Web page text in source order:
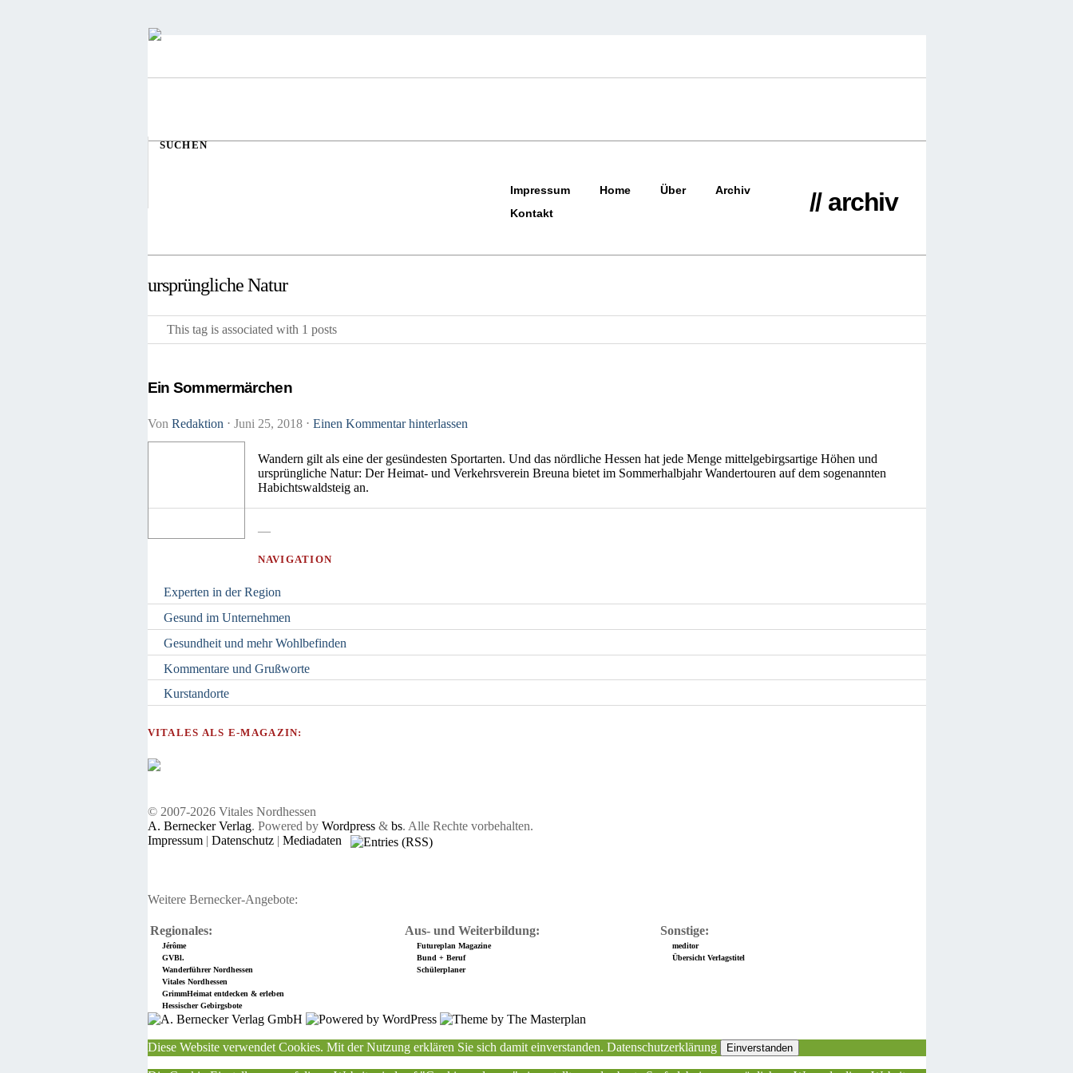
SUCHEN
Impressum Home Über
Archiv
Kontakt
// archiv
ursprüngliche Natur
This tag is associated with 1 posts
Ein Sommermärchen
Von Redaktion ⋅ Juni 25, 2018 ⋅ Einen Kommentar hinterlassen
Wandern gilt als eine der gesündesten Sportarten. Und das nördliche Hessen hat jede Menge mittelgebirgsartige Höhen und
ursprüngliche Natur: Der Heimat- und Verkehrsverein Breuna bietet im Sommerhalbjahr Wandertouren auf dem sogenannten
Habichtswaldsteig an.
—
NAVIGATION
Experten in der Region
Gesund im Unternehmen
Gesundheit und mehr Wohlbefinden
Kommentare und Grußworte
Kurstandorte
VITALES ALS E-MAGAZIN:
© 2007-2026 Vitales Nordhessen
A. Bernecker Verlag. Powered by Wordpress& bs. Alle Rechte vorbehalten.
Impressum| Datenschutz| Mediadaten
Weitere Bernecker-Angebote:
Regionales: Aus- und Weiterbildung: Sonstige:
Jérôme Futureplan Magazine
meditor
GVBl.
Bund + Beruf
Übersicht Verlagstitel
Wanderführer Nordhessen
Schülerplaner
Vitales Nordhessen
GrimmHeimat entdecken & erleben
Hessischer Gebirgsbote
Diese Website verwendet Cookies. Mit der Nutzung erklären Sie sich damit einverstanden. Datenschutzerklärung Einverstanden